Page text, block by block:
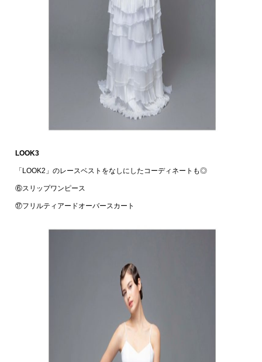
LOOK3
「LOOK2」のレースベストをなしにしたコーディネートも◎
⑥スリップワンピース
⑰フリルティアードオーバースカート